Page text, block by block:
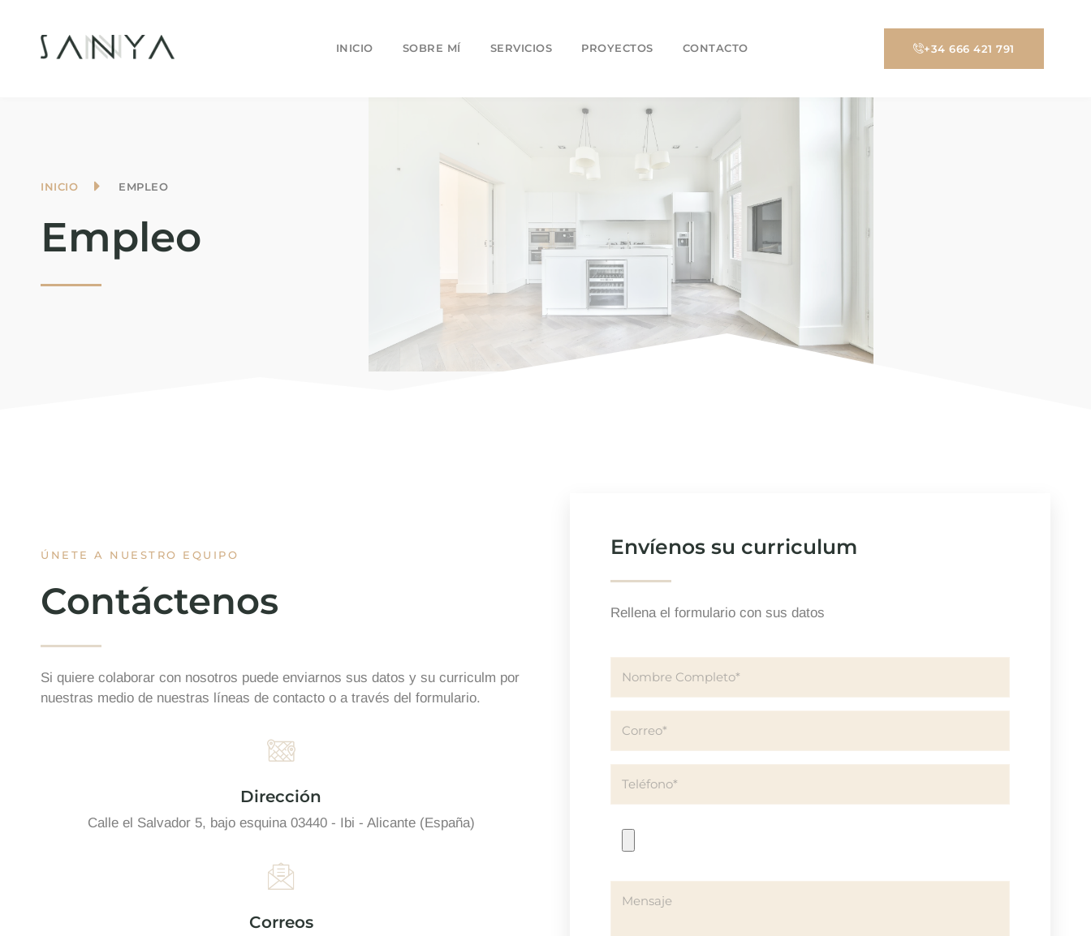
INICIO SOBRE MÍ SERVICIOS PROYECTOS CONTACTO +34 666 421 791
INICIO EMPLEO
Empleo
ÚNETE A NUESTRO EQUIPO
Contáctenos
Si quiere colaborar con nosotros puede enviarnos sus datos y su curriculm por
nuestras medio de nuestras líneas de contacto o a través del formulario.
Dirección
Calle el Salvador 5, bajo esquina 03440 - Ibi - Alicante (España)
Correos
Envíenos su curriculum
Rellena el formulario con sus datos